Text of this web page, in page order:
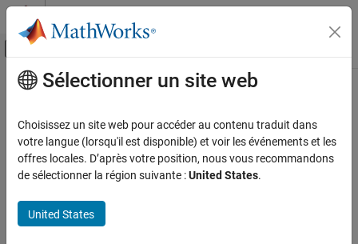
Passer au contenu
Activer/désactiver l'affichage du menu
Accueil de la documentation
Contenu principal
How useful was this information?
Sélectionner un site web
Choisissez un site web pour accéder au contenu traduit dans
votre langue (lorsqu'il est disponible) et voir les événements et les
offres locales. D’après votre position, nous vous recommandons
de sélectionner la région suivante :United States.
United States